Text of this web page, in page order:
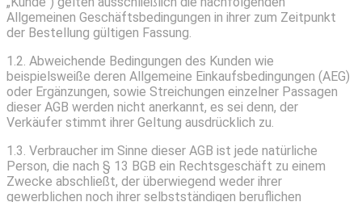
Allgemeinen Geschäftsbedingungen in ihrer zum Zeitpunkt
der Bestellung gültigen Fassung.
1.2. Abweichende Bedingungen des Kunden wie
beispielsweiße deren Allgemeine Einkaufsbedingungen (AEG)
oder Ergänzungen, sowie Streichungen einzelner Passagen
dieser AGB werden nicht anerkannt, es sei denn, der
Verkäufer stimmt ihrer Geltung ausdrücklich zu.
1.3. Verbraucher im Sinne dieser AGB ist jede natürliche
Person, die nach § 13 BGB ein Rechtsgeschäft zu einem
Zwecke abschließt, der überwiegend weder ihrer
gewerblichen noch ihrer selbstständigen beruflichen